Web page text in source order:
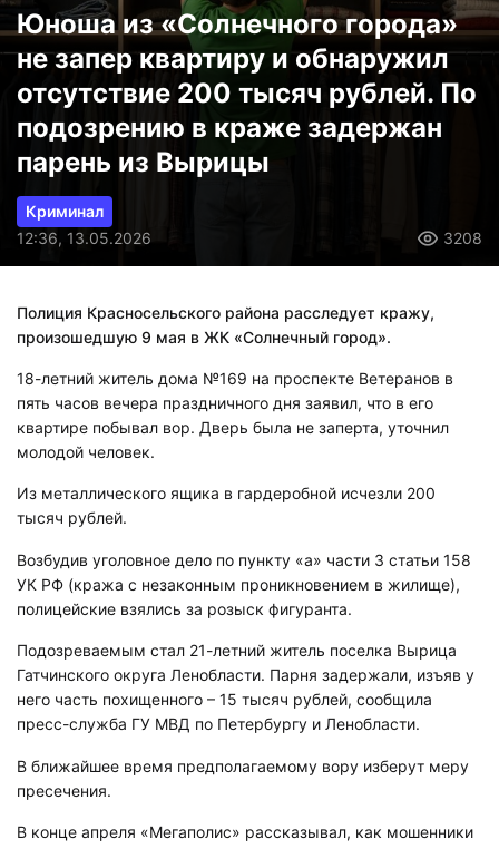
Юноша из «Солнечного города»
не запер квартиру и обнаружил
отсутствие 200 тысяч рублей. По
подозрению в краже задержан
парень из Вырицы
Криминал
12:36, 13.05.2026
3208
Полиция Красносельского района расследует кражу,
произошедшую 9 мая в ЖК «Солнечный город».
18-летний житель дома №169 на проспекте Ветеранов в
пять часов вечера праздничного дня заявил, что в его
квартире побывал вор. Дверь была не заперта, уточнил
молодой человек.
Из металлического ящика в гардеробной исчезли 200
тысяч рублей.
Возбудив уголовное дело по пункту «а» части 3 статьи 158
УК РФ (кража с незаконным проникновением в жилище),
полицейские взялись за розыск фигуранта.
Подозреваемым стал 21-летний житель поселка Вырица
Гатчинского округа Ленобласти. Парня задержали, изъяв у
него часть похищенного – 15 тысяч рублей, сообщила
пресс-служба ГУ МВД по Петербургу и Ленобласти.
В ближайшее время предполагаемому вору изберут меру
пресечения.
В конце апреля «Мегаполис» рассказывал, как мошенники